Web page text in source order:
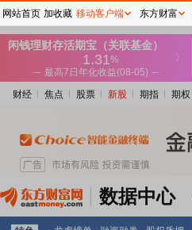
财经 焦点 股票 新股 期指 期权
数据中心
网站首页 加收藏 移动客户端 东方财富